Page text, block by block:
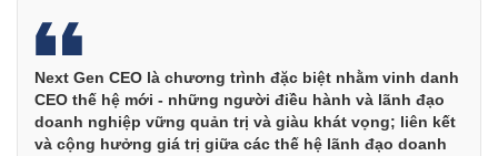
Next Gen CEO là chương trình đặc biệt nhằm vinh danh
CEO thế hệ mới - những người điều hành và lãnh đạo
doanh nghiệp vững quản trị và giàu khát vọng; liên kết
và cộng hưởng giá trị giữa các thế hệ lãnh đạo doanh